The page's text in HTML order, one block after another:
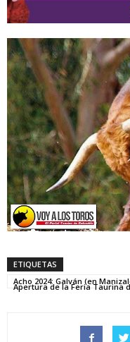
ETIQUETAS
Acho 2024: Galván (en
Apertura de la Feria Taurina